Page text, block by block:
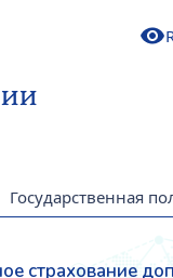
Государственная
страхование